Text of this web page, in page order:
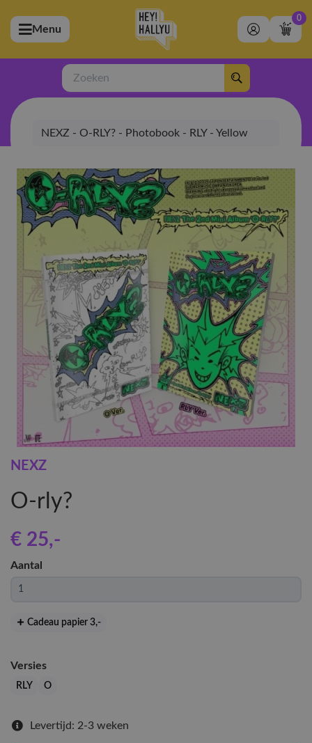
(Artiesten)
(Merchandise)
(Exclusive)
(Winkel)
Menu
0
Zoeken
NEXZ - O-RLY? - Photobook - RLY - Yellow
NEXZ
O-rly?
€ 25,-
Aantal
Cadeau papier 3,-
Versies
RLY O
Levertijd: 2-3 weken